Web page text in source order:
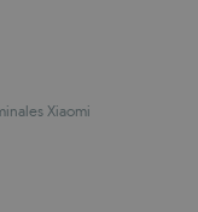
Xiaomi